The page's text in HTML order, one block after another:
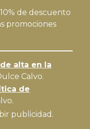
de descuento
promociones
alta en la
Calvo.
de
publicidad.